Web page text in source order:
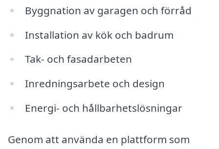
Byggnation av garagen och förråd
Installation av kök och badrum
Tak- och fasadarbeten
Inredningsarbete och design
Energi- och hållbarhetslösningar
Genom att använda en plattform som